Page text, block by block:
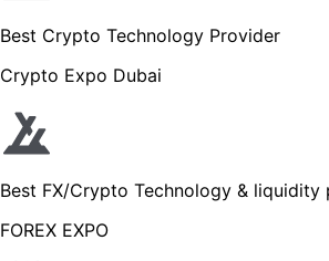
Best Crypto Technology Provider
Crypto Expo Dubai
Best FX/Crypto Technology & liquidity
FOREX EXPO